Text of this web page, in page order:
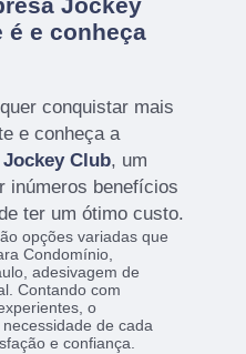
é e conheça
conquistar mais
e conheça a
Club, um
inúmeros benefícios
ter um ótimo custo.
opções variadas que
Condomínio,
adesivagem de
Contando com
o
de cada
e confiança.